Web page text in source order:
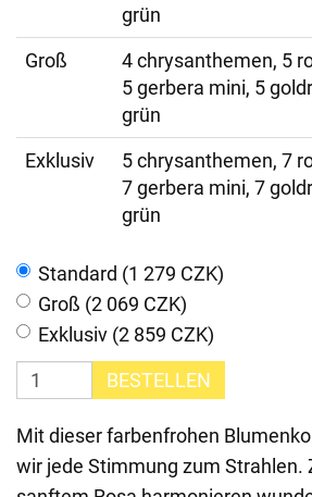
grün
Groß
4 chrysanthemen, 5
5 gerbera mini, 5
grün
Exklusiv
5 chrysanthemen, 7
7 gerbera mini, 7
grün
Standard (1 279 CZK)
Groß (2 069 CZK)
Exklusiv (2 859 CZK)
BESTELLEN
Mit dieser farbenfrohen
wir jede Stimmung zum Strahlen.